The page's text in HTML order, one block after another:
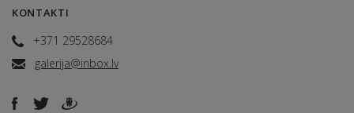
KONTAKTI
+371 29528684
galerija@inbox.lv